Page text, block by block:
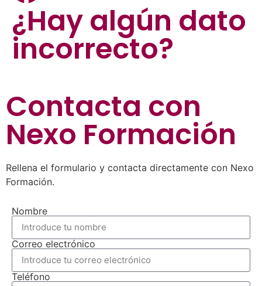
¿Hay algún dato
incorrecto?
Contacta con
Nexo Formación
Rellena el formulario y contacta directamente con Nexo
Formación.
Nombre
Correo electrónico
Teléfono